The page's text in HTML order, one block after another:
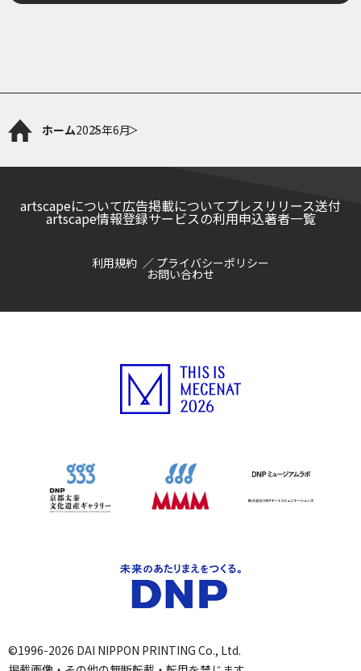
ホーム2025年6月
artscapeについて広告掲載についてプレスリリース送付
artscape情報登録サービスの利用申込著者一覧
利用規約 プライバシーポリシー
お問い合わせ
©1996-2026 DAI NIPPON PRINTING Co., Ltd.